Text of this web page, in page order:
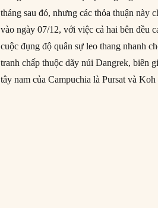
tháng sau đó, nhưng các thỏa thuận này
vào ngày 07/12, với việc cả hai bên đều
cuộc đụng độ quân sự leo thang nhanh
tranh chấp thuộc dãy núi Dangrek, biên
tây nam của Campuchia là Pursat và